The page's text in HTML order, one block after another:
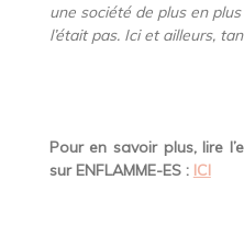
une société de plus en
l’était pas. Ici et ailleurs,
Pour en savoir plus, lire
sur ENFLAMME-ES : ICI